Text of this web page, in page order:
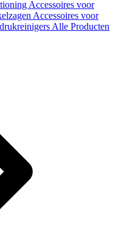
Accessoires voor
Accessoires voor
Alle Producten